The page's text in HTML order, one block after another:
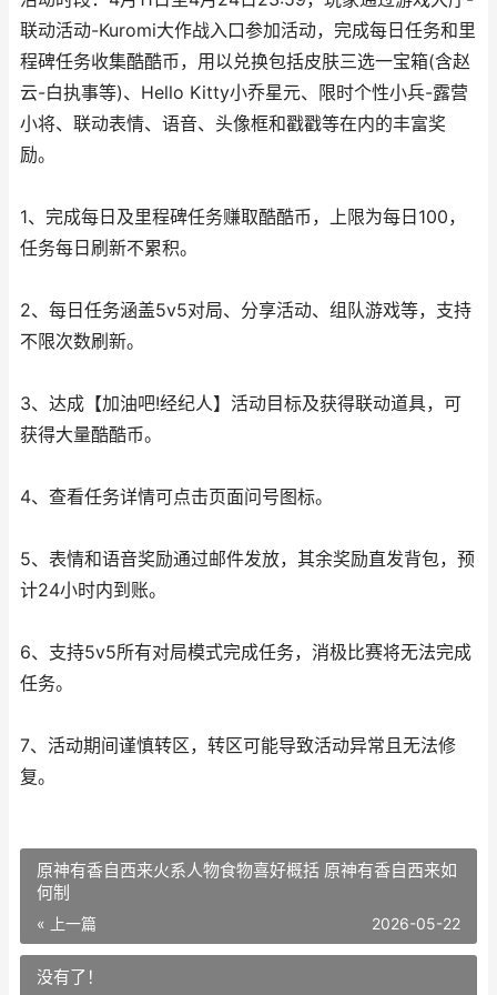
联动活动-Kuromi大作战入口参加活动，完成每日任务和里
程碑任务收集酷酷币，用以兑换包括皮肤三选一宝箱(含赵
云-白执事等)、Hello Kitty小乔星元、限时个性小兵-露营
小将、联动表情、语音、头像框和戳戳等在内的丰富奖
励。
1、完成每日及里程碑任务赚取酷酷币，上限为每日100，
任务每日刷新不累积。
2、每日任务涵盖5v5对局、分享活动、组队游戏等，支持
不限次数刷新。
3、达成【加油吧!经纪人】活动目标及获得联动道具，可
获得大量酷酷币。
4、查看任务详情可点击页面问号图标。
5、表情和语音奖励通过邮件发放，其余奖励直发背包，预
计24小时内到账。
6、支持5v5所有对局模式完成任务，消极比赛将无法完成
任务。
7、活动期间谨慎转区，转区可能导致活动异常且无法修
复。
原神有香自西来火系人物食物喜好概括 原神有香自西来如
何制
« 上一篇 2026-05-22
没有了！